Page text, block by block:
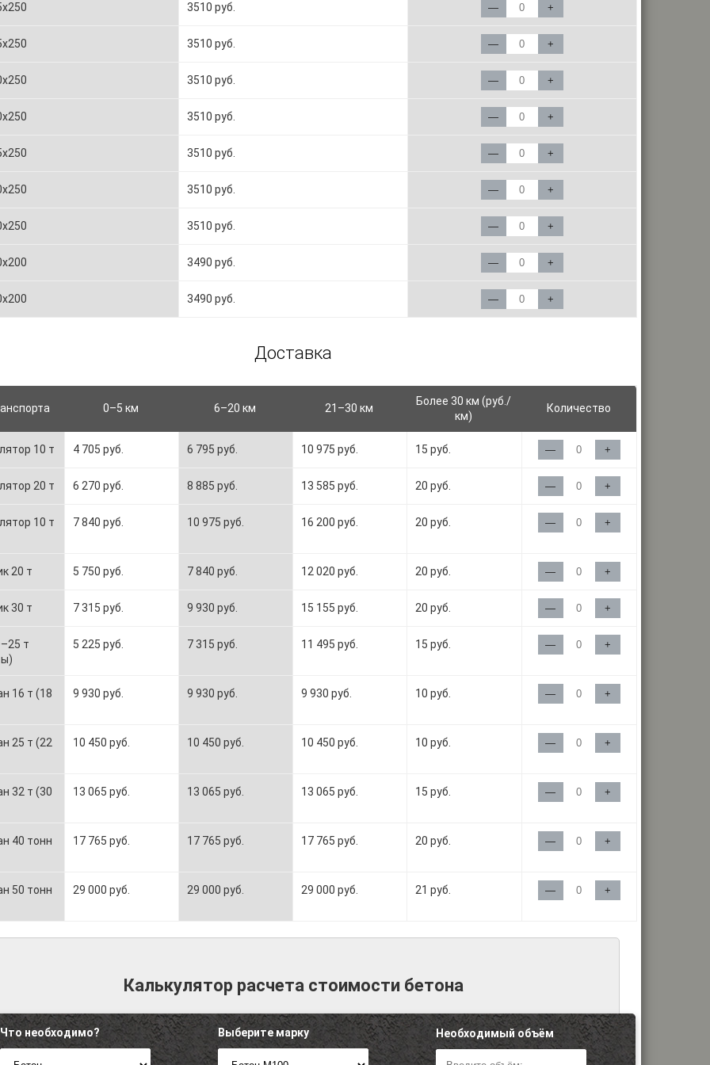
3510 руб. — +
3510 руб. — +
3510 руб. — +
3510 руб. — +
3510 руб. — +
3510 руб. — +
3510 руб. — +
3490 руб. — +
3490 руб. — +
Доставка
0–5 км 6–20 км 21–30 км
Более 30 км (руб./
км)
Количество
10 т 4 705 руб. 6 795 руб. 10 975 руб. 15 руб. — +
20 т 6 270 руб. 8 885 руб. 13 585 руб. 20 руб. — +
10 т 7 840 руб. 10 975 руб. 16 200 руб. 20 руб. — +
20 т 5 750 руб. 7 840 руб. 12 020 руб. 20 руб. — +
30 т 7 315 руб. 9 930 руб. 15 155 руб. 20 руб. — +
т
5 225 руб. 7 315 руб. 11 495 руб. 15 руб. — +
16 т (18 9 930 руб. 9 930 руб. 9 930 руб. 10 руб. — +
25 т (22 10 450 руб. 10 450 руб. 10 450 руб. 10 руб. — +
32 т (30 13 065 руб. 13 065 руб. 13 065 руб. 15 руб. — +
40 тонн 17 765 руб. 17 765 руб. 17 765 руб. 20 руб. — +
50 тонн 29 000 руб. 29 000 руб. 29 000 руб. 21 руб. — +
Калькулятор расчета стоимости бетона
Что необходимо? Выберите марку Необходимый объём